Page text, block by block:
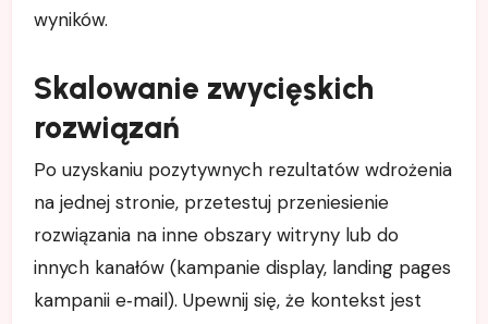
wyników.
Skalowanie zwycięskich
rozwiązań
Po uzyskaniu pozytywnych rezultatów wdrożenia
na jednej stronie, przetestuj przeniesienie
rozwiązania na inne obszary witryny lub do
innych kanałów (kampanie display, landing pages
kampanii e‑mail). Upewnij się, że kontekst jest